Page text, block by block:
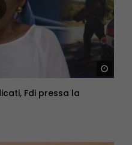
Fdi pressa la